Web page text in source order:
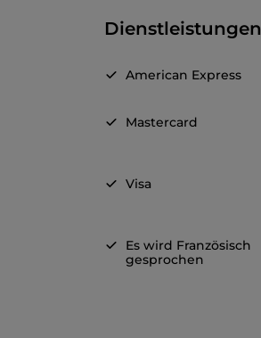
Dienstleistungen
American Express
Mastercard
Visa
Es wird Französisch
gesprochen